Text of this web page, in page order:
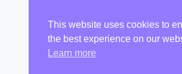
Nigiri Sushi Neu-
Impressum|AGB|
This website uses cookies to
the best experience on our
Learn more